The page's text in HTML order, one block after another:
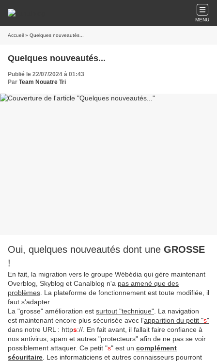
MENU
Accueil » Quelques nouveautés...
Quelques nouveautés...
Publié le 22/07/2024 à 01:43
Par Team Nouatre Tri
Oui, quelques nouveautés dont une GROSSE
!
En fait, la migration vers le groupe Wébédia qui gère maintenant
Overblog, Skyblog et Canalblog n'a pas amené que des
problèmes . La plateforme de fonctionnement est toute modifiée, il
faut s'adapter.
La "grosse" amélioration est surtout "technique" . La navigation
est maintenant encore plus sécurisée avec l'apparition du petit "s"
dans notre URL : https://. En fait avant, il fallait faire confiance à
nos antivirus, spam et autres "protecteurs" afin de ne pas se voir
possiblement attaquer. Ce petit "s" est un complément
sécuritaire . Les informaticiens et autres connaisseurs pourront